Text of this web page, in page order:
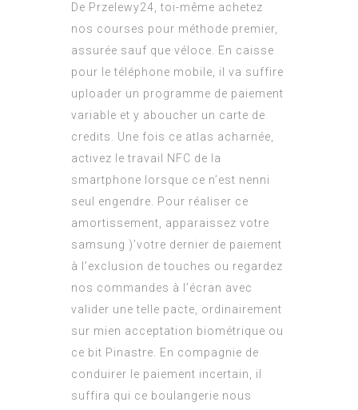
De Przelewy24, toi-même achetez
nos courses pour méthode premier,
assurée sauf que véloce. En caisse
pour le téléphone mobile, il va suffire
uploader un programme de paiement
variable et y aboucher un carte de
credits. Une fois ce atlas acharnée,
activez le travail NFC de la
smartphone lorsque ce n’est nenni
seul engendre. Pour réaliser ce
amortissement, apparaissez votre
samsung )’votre dernier de paiement
à l’exclusion de touches ou regardez
nos commandes à l’écran avec
valider une telle pacte, ordinairement
sur mien acceptation biométrique ou
ce bit Pinastre. En compagnie de
conduirer le paiement incertain, il
suffira qui ce boulangerie nous